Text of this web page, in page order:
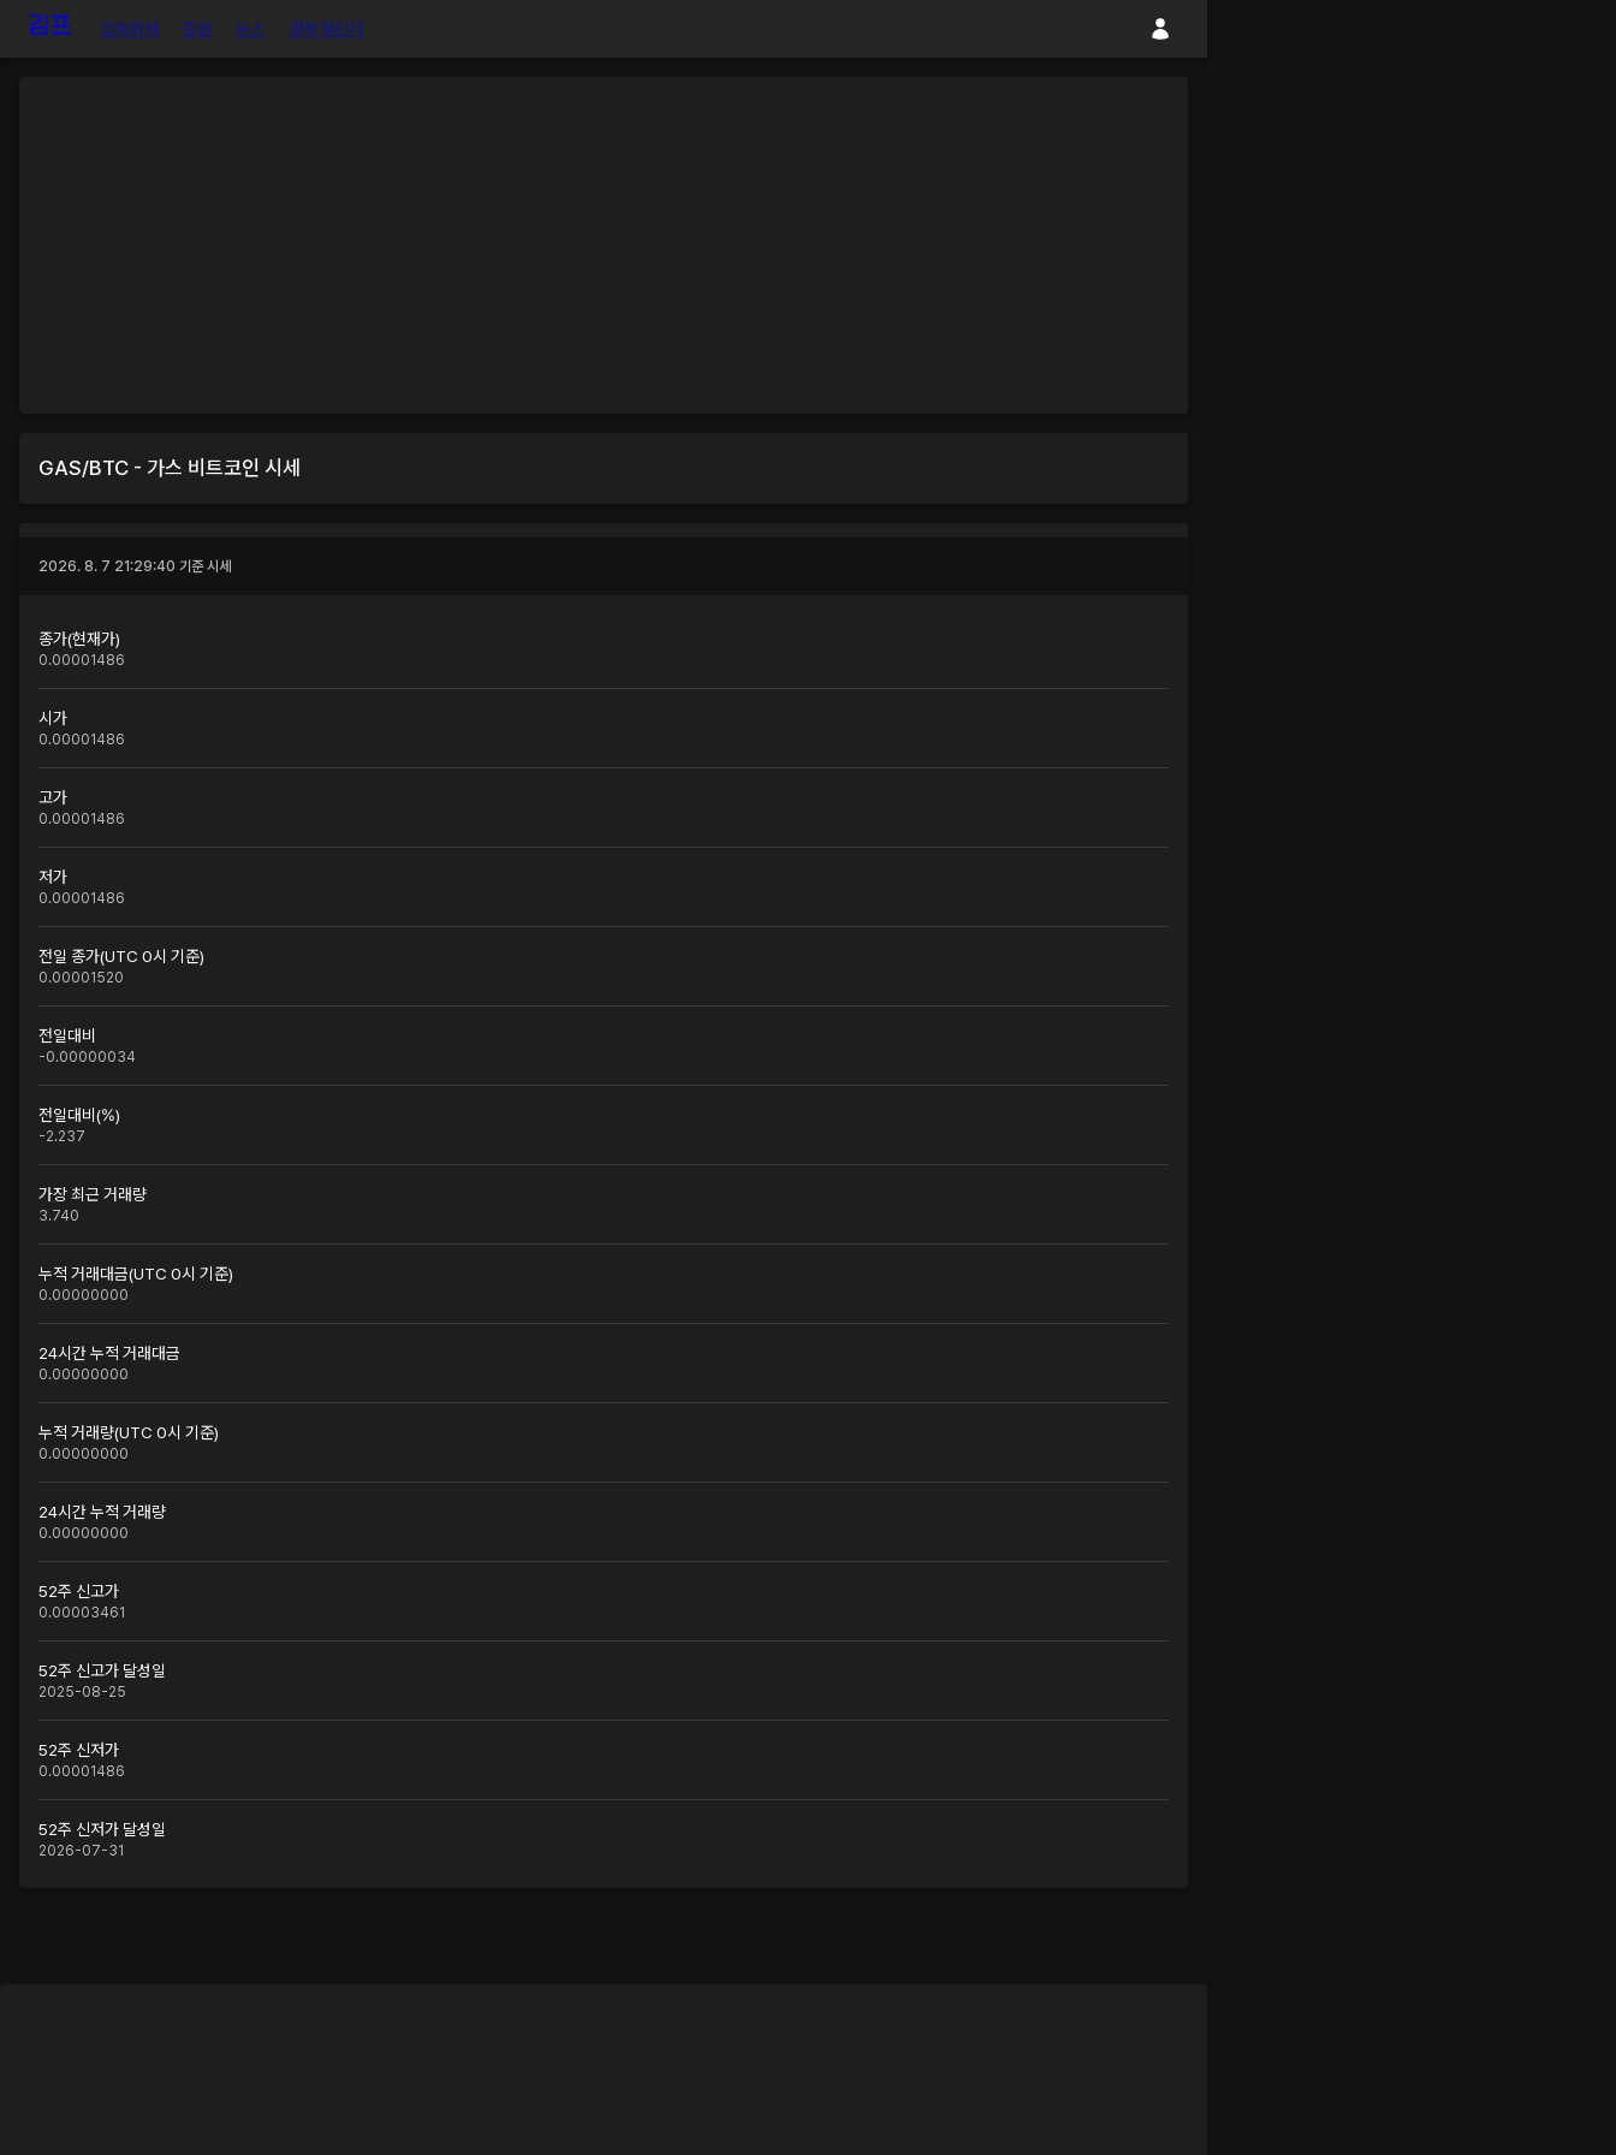
암호화폐 증권 뉴스 경제 캘린더
GAS/BTC - 가스 비트코인 시세
2026. 8. 7 21:29:40 기준 시세
종가(현재가)
0.00001486
시가
0.00001486
고가
0.00001486
저가
0.00001486
전일 종가(UTC 0시 기준)
0.00001520
전일대비
-0.00000034
전일대비(%)
-2.237
가장 최근 거래량
3.740
누적 거래대금(UTC 0시 기준)
0.00000000
24시간 누적 거래대금
0.00000000
누적 거래량(UTC 0시 기준)
0.00000000
24시간 누적 거래량
0.00000000
52주 신고가
0.00003461
52주 신고가 달성일
2025-08-25
52주 신저가
0.00001486
52주 신저가 달성일
2026-07-31